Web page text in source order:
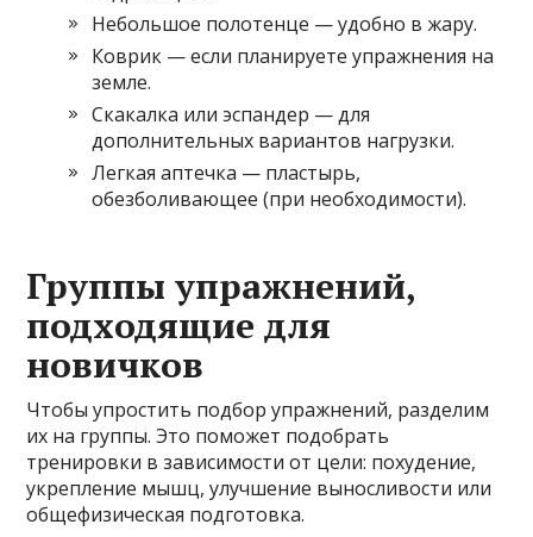
Небольшое полотенце — удобно в жару.
Коврик — если планируете упражнения на
земле.
Скакалка или эспандер — для
дополнительных вариантов нагрузки.
Легкая аптечка — пластырь,
обезболивающее (при необходимости).
Группы упражнений,
подходящие для
новичков
Чтобы упростить подбор упражнений, разделим
их на группы. Это поможет подобрать
тренировки в зависимости от цели: похудение,
укрепление мышц, улучшение выносливости или
общефизическая подготовка.